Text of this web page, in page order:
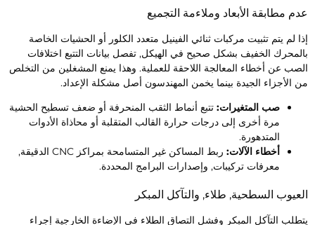
مطابقة الأبعاد وملاءمة التجميع
لم يتم تثبيت مركبات ثنائي الفينيل متعدد الكلور أو الحشيات الخاصة
الخفيف بشكل صحيح في الهيكل, تفصل بيانات التتبع اختلافات
عن أخطاء المعالجة اللاحقة للعملية. وهذا يمنع المشغلين من التخلص
الأجزاء الجيدة بينما يخمن المهندسون أصل مشكلة الإعداد.
صب المتغيرات:تتبع أنماط الثقب المنحرفة أو ضعف تسطيح الحشية
مرة أخرى إلى درجات حرارة القالب المتقلبة أو محاذاة الأدوات
المتدهورة.
أخطاء الآلات:
ربط المساكن غير المتسامحة بمراكز CNC الدقيقة,
معرفات تركيبات, وإصدارات البرامج المحددة.
السطحية, طلاء, والتآكل المبكر
التآكل المبكر وفشل التصاق الطلاء في الإضاءة الخارجية إجراء